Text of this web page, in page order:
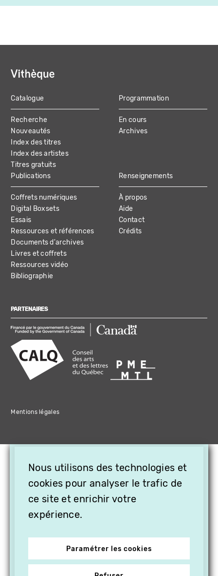
MAIN
NAVIGATION
Catalogue
Recherche
Nouveautés
Index des titres
Index des artistes
Titres gratuits
Programmation
En cours
Archives
Publications
Coffrets numériques
Digital Boxsets
Essais
Ressources et références
Documents d'archives
Livres et coffrets
Ressources vidéo
Bibliographie
Renseignements
À propos
Aide
Contact
Crédits
PARTENAIRES
Mentions légales
Nous utilisons des technologies et
cookies pour analyser le trafic de
ce site et enrichir votre
expérience.
Paramétrer les cookies
OFFREZ LA VIDÉO EN
CADEAU, ABONNEZ VOS
PROCHES À VITHÈQUE !